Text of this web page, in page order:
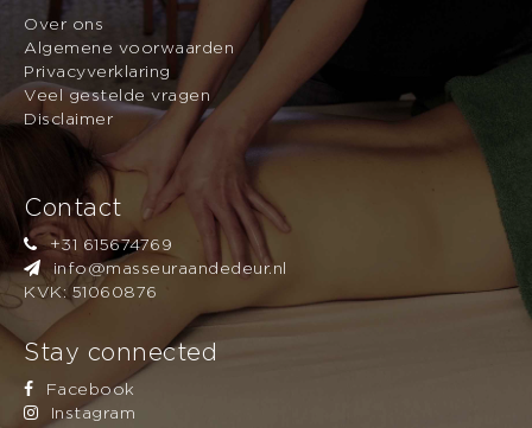
Over ons
Algemene voorwaarden
Privacyverklaring
Veel gestelde vragen
Disclaimer
Contact
+31 615674769
info@masseuraandedeur.nl
KVK: 51060876
Stay connected
Facebook
Instagram